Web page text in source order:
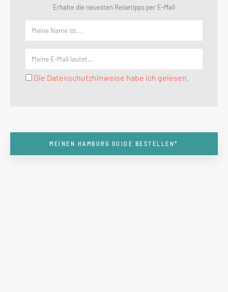
Erhalte die neuesten Reisetipps per E-Mail
Die Datenschutzhinweise habe ich gelesen.
MEINEN HAMBURG GUIDE BESTELLEN*